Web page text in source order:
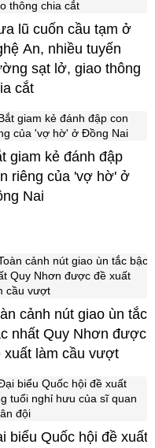
lũ cuốn cầu tạm ở
An, nhiều tuyến
sạt lở, giao thông
cắt
giam kẻ đánh đập
riêng của 'vợ hờ' ở
Nai
cảnh nút giao ùn tắc
nhất Quy Nhơn được
xuất làm cầu vượt
biểu Quốc hội đề xuất